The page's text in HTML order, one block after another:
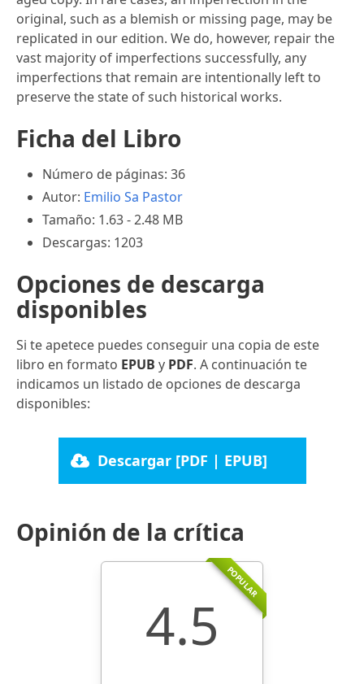
original, such as a blemish or missing page, may be
replicated in our edition. We do, however, repair the
vast majority of imperfections successfully, any
imperfections that remain are intentionally left to
preserve the state of such historical works.
Ficha del Libro
Número de páginas: 36
Autor: Emilio Sa Pastor
Tamaño: 1.63 - 2.48 MB
Descargas: 1203
Opciones de descarga
disponibles
Si te apetece puedes conseguir una copia de este
libro en formato EPUB y PDF. A continuación te
indicamos un listado de opciones de descarga
disponibles:
Descargar [PDF | EPUB]
Opinión de la crítica
POPULAR
4.5